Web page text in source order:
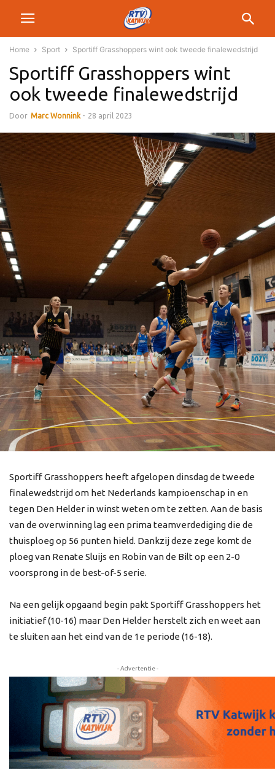
Home Sport Sportiff Grasshoppers wint ook tweede finalewedstrijd
Sportiff Grasshoppers wint
ook tweede finalewedstrijd
Door Marc Wonnink - 28 april 2023
Sportiff Grasshoppers heeft afgelopen dinsdag de tweede
finalewedstrijd om het Nederlands kampioenschap in en
tegen Den Helder in winst weten om te zetten. Aan de basis
van de overwinning lag een prima teamverdediging die de
thuisploeg op 56 punten hield. Dankzij deze zege komt de
ploeg van Renate Sluijs en Robin van de Bilt op een 2-0
voorsprong in de best-of-5 serie.
Na een gelijk opgaand begin pakt Sportiff Grasshoppers het
initiatief (10-16) maar Den Helder herstelt zich en weet aan
te sluiten aan het eind van de 1e periode (16-18).
- Advertentie -